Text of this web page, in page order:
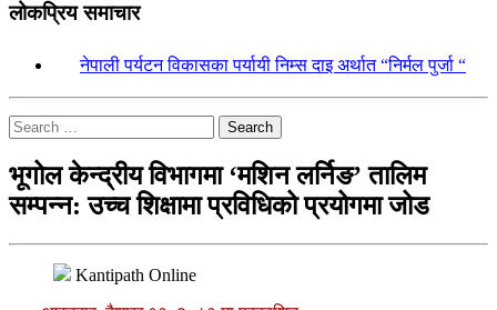
लोकप्रिय समाचार
नेपाली पर्यटन विकासका पर्यायी निम्स दाइ अर्थात “निर्मल पुर्जा “
Search
भूगोल केन्द्रीय विभागमा ‘मशिन लर्निङ’ तालिम
सम्पन्न: उच्च शिक्षामा प्रविधिको प्रयोगमा जोड
Kantipath Online